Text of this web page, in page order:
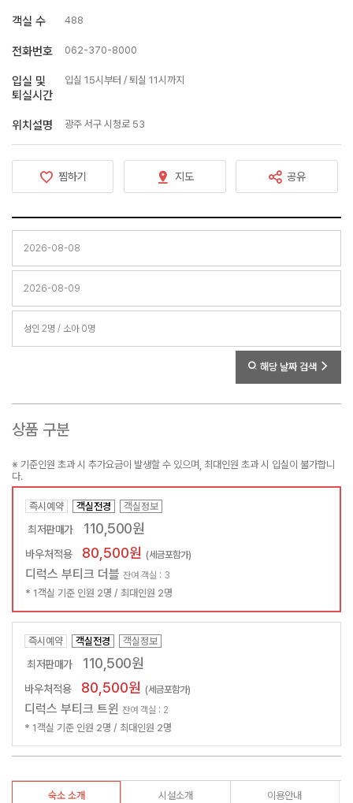
객실 수 488
전화번호 062-370-8000
입실 및
퇴실시간
입실 15시부터 / 퇴실 11시까지
위치설명 광주 서구 시청로 53
찜하기 지도 공유
해당 날짜 검색
상품 구분
※ 기준인원 초과 시 추가요금이 발생할 수 있으며, 최대인원 초과 시 입실이 불가합니
다.
즉시예약 객실전경 객실정보
최저판매가 110,500원
바우처적용 80,500원 (세금포함가)
디럭스 부티크 더블 잔여 객실 : 3
* 1객실 기준 인원 2명 / 최대인원 2명
즉시예약 객실전경 객실정보
최저판매가 110,500원
바우처적용 80,500원 (세금포함가)
디럭스 부티크 트윈 잔여 객실 : 2
* 1객실 기준 인원 2명 / 최대인원 2명
숙소 소개 시설소개 이용안내